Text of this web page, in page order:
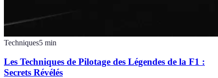
Techniques5 min
Les Techniques de Pilotage des Légendes de la F1 :
Secrets Révélés